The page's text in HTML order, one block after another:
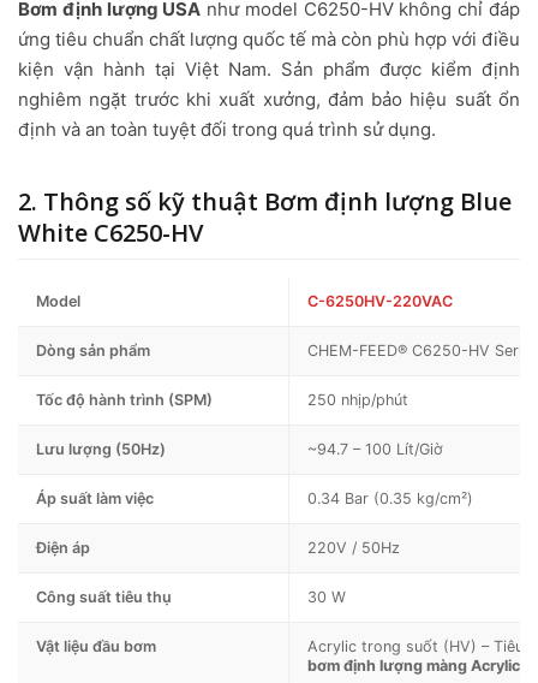
Bơm định lượng USA như model C6250-HV không chỉ đáp
ứng tiêu chuẩn chất lượng quốc tế mà còn phù hợp với điều
kiện vận hành tại Việt Nam. Sản phẩm được kiểm định
nghiêm ngặt trước khi xuất xưởng, đảm bảo hiệu suất ổn
định và an toàn tuyệt đối trong quá trình sử dụng.
2. Thông số kỹ thuật Bơm định lượng Blue
White C6250-HV
Model C-6250HV-220VAC
Dòng sản phẩm CHEM-FEED® C6250-HV Series
Tốc độ hành trình (SPM) 250 nhịp/phút
Lưu lượng (50Hz) ~94.7 – 100 Lít/Giờ
Áp suất làm việc 0.34 Bar (0.35 kg/cm²)
Điện áp 220V / 50Hz
Công suất tiêu thụ 30 W
Vật liệu đầu bơm
Acrylic trong suốt (HV) – Tiêu
bơm định lượng màng Acrylic